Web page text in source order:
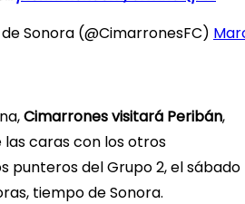
Sonora (@CimarronesFC)
Cimarrones visitará Peribán,
caras con los otros
punteros del Grupo 2, el sábado
tiempo de Sonora.